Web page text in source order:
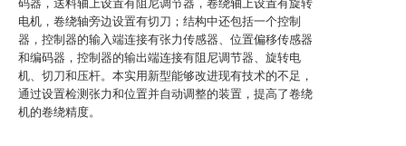
码器，送料轴上设置有阻尼调节器，卷绕轴上设置有旋转
电机，卷绕轴旁边设置有切刀；结构中还包括一个控制
器，控制器的输入端连接有张力传感器、位置偏移传感器
和编码器，控制器的输出端连接有阻尼调节器、旋转电
机、切刀和压杆。本实用新型能够改进现有技术的不足，
通过设置检测张力和位置并自动调整的装置，提高了卷绕
机的卷绕精度。